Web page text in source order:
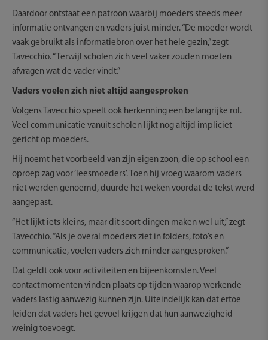
Daardoor ontstaat een patroon waarbij moeders steeds meer
informatie ontvangen en vaders juist minder. “De moeder wordt
vaak gebruikt als informatiebron over het hele gezin,” zegt
Tavecchio. “Terwijl scholen zich veel vaker zouden moeten
afvragen wat de vader vindt.”
Vaders voelen zich niet altijd aangesproken
Volgens Tavecchio speelt ook herkenning een belangrijke rol.
Veel communicatie vanuit scholen lijkt nog altijd impliciet
gericht op moeders.
Hij noemt het voorbeeld van zijn eigen zoon, die op school een
oproep zag voor ‘leesmoeders’. Toen hij vroeg waarom vaders
niet werden genoemd, duurde het weken voordat de tekst werd
aangepast.
“Het lijkt iets kleins, maar dit soort dingen maken wel uit,” zegt
Tavecchio. “Als je overal moeders ziet in folders, foto’s en
communicatie, voelen vaders zich minder aangesproken.”
Dat geldt ook voor activiteiten en bijeenkomsten. Veel
contactmomenten vinden plaats op tijden waarop werkende
vaders lastig aanwezig kunnen zijn. Uiteindelijk kan dat ertoe
leiden dat vaders het gevoel krijgen dat hun aanwezigheid
weinig toevoegt.